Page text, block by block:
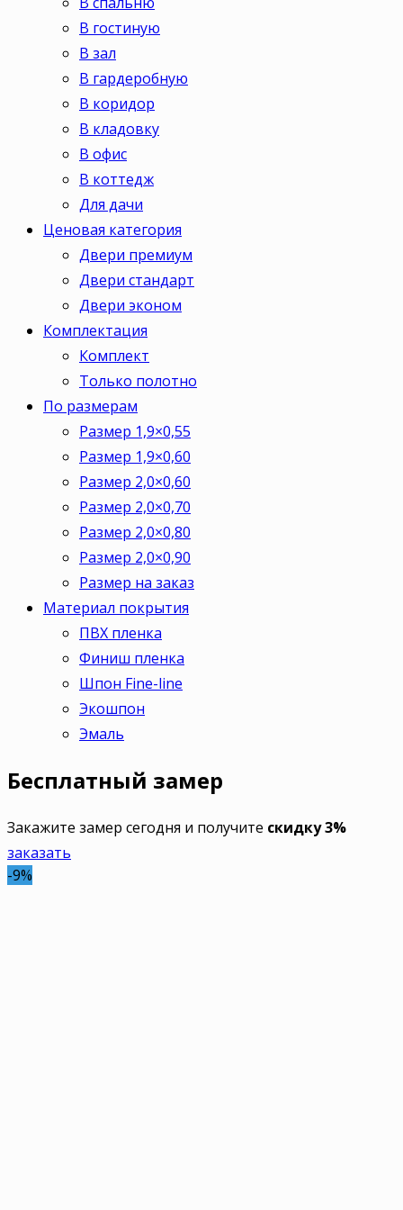
В гостиную
В зал
В гардеробную
В коридор
В кладовку
В офис
В коттедж
Для дачи
Ценовая категория
Двери премиум
Двери стандарт
Двери эконом
Комплектация
Комплект
Только полотно
По размерам
Размер 1,9×0,55
Размер 1,9×0,60
Размер 2,0×0,60
Размер 2,0×0,70
Размер 2,0×0,80
Размер 2,0×0,90
Размер на заказ
Материал покрытия
ПВХ пленка
Финиш пленка
Шпон Fine-line
Экошпон
Эмаль
Бесплатный замер
Закажите замер сегодня и получите скидку 3%
заказать
-9%